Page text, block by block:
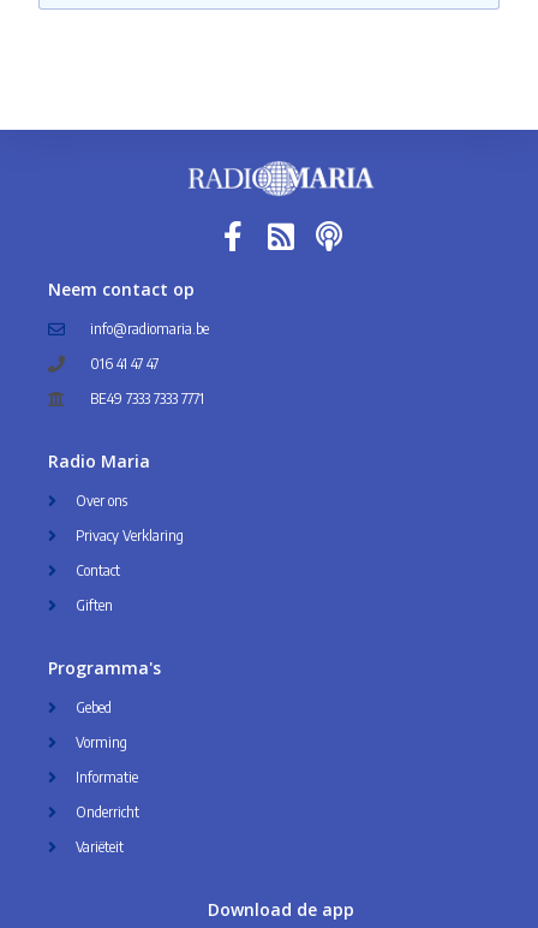
Neem contact op
info@radiomaria.be
016 41 47 47
BE49 7333 7333 7771
Radio Maria
Over ons
Privacy Verklaring
Contact
Giften
Programma's
Gebed
Vorming
Informatie
Onderricht
Variëteit
Download de app